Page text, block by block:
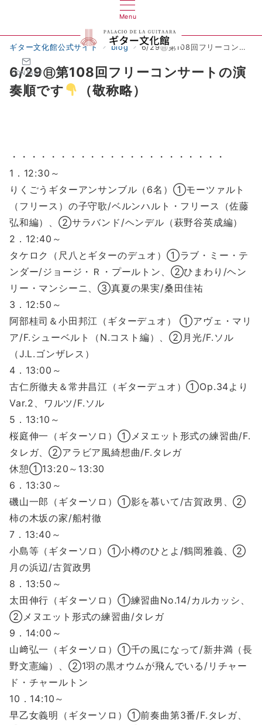
Menu
CONTACT
ギター文化館公式サイト blog 6/29㊐第108回フリーコンサートの演奏順です
6/29㊐第108回フリーコンサートの演
奏順です
（敬称略）
・・・・・・・・・・・・・・・・・・・・・・
1．12:30～
りくごうギターアンサンブル（6名）①モーツァルト
（フリース）の子守歌/ベルンハルト・フリース（佐藤
弘和編）、②サラバンド/ヘンデル（萩野谷英成編）
2．12:40～
タケロク（尺八とギターのデュオ）①ラブ・ミー・テ
ンダー/ジョージ・Ｒ・プールトン、②ひまわり/ヘン
リー・マンシーニ、③真夏の果実/桑田佳祐
3．12:50～
阿部桂司＆小田邦江（ギターデュオ） ①アヴェ・マリ
ア/F.シューベルト（N.コスト編）、②月光/F.ソル
（J.L.ゴンザレス）
4．13:00～
古仁所徹夫＆常井昌江（ギターデュオ）①Op.34より
Var.2、ワルツ/F.ソル
5．13:10～
桜庭伸一（ギターソロ）①メヌエット形式の練習曲/F.
タレガ、②アラビア風綺想曲/F.タレガ
休憩①13:20～13:30
6．13:30～
磯山一郎（ギターソロ）①影を慕いて/古賀政男、②
柿の木坂の家/船村徹
7．13:40～
小島等（ギターソロ）①小樽のひとよ/鶴岡雅義、②
月の浜辺/古賀政男
8．13:50～
太田伸行（ギターソロ）①練習曲No.14/カルカッシ、
②メヌエット形式の練習曲/タレガ
9．14:00～
山﨑弘一（ギターソロ）①千の風になって/新井満（長
野文憲編）、②1羽の黒オウムが飛んでいる/リチャー
ド・チャールトン
10．14:10～
早乙女義明（ギターソロ）①前奏曲第3番/F.タレガ、